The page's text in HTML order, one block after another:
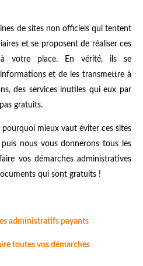
de sites non officiels qui tentent
et se proposent de réaliser ces
à votre place. En vérité, ils se
et de les transmettre à
des services inutiles qui eux par
gratuits.
mieux vaut éviter ces sites
nous vous donnerons tous les
vos démarches administratives
qui sont gratuits !
administratifs payants
toutes vos démarches